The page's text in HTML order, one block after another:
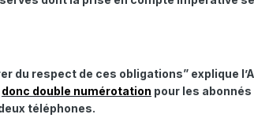
respect de ces obligations” explique
donc double numérotation pour les
téléphones.